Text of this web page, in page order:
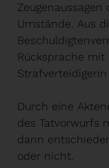
Umstände. Aus
Rücksprache
Strafverteidigerin
Durch eine
des Tatvorwurfs
dann
oder nicht.